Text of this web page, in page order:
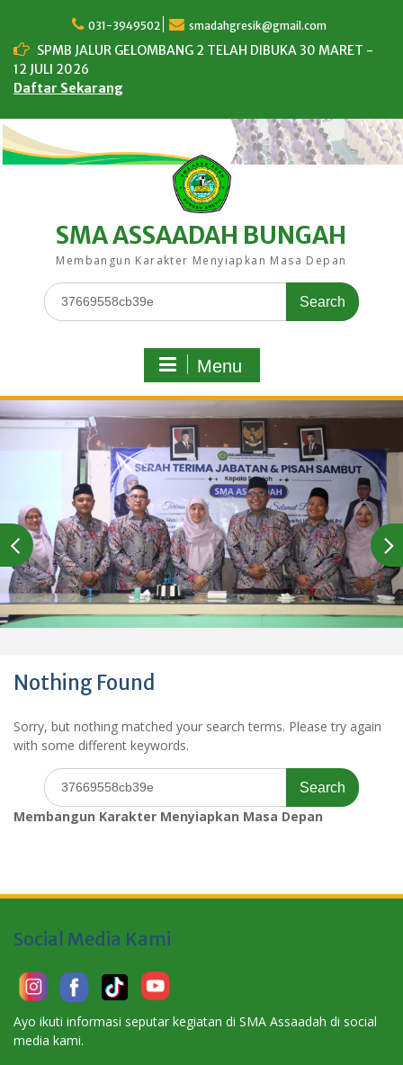
content
031-3949502 smadahgresik@gmail.com
SPMB JALUR GELOMBANG 2 TELAH DIBUKA 30 MARET -
12 JULI 2026
Daftar Sekarang
SMA ASSAADAH BUNGAH
Membangun Karakter Menyiapkan Masa Depan
Search
for:
Menu
Nothing Found
Sorry, but nothing matched your search terms. Please try again
with some different keywords.
Search
for:
Membangun Karakter Menyiapkan Masa Depan
Social Media Kami
Ayo ikuti informasi seputar kegiatan di SMA Assaadah di social
media kami.